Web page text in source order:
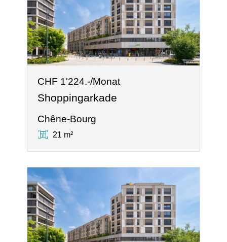
CHF 1'224.-/Monat
Shoppingarkade
Chêne-Bourg
21 m²